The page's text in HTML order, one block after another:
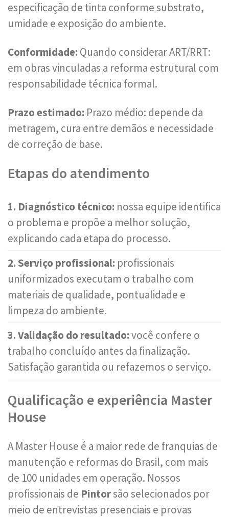
especificação de tinta conforme substrato,
umidade e exposição do ambiente.
Conformidade: Quando considerar ART/RRT:
em obras vinculadas a reforma estrutural com
responsabilidade técnica formal.
Prazo estimado: Prazo médio: depende da
metragem, cura entre demãos e necessidade
de correção de base.
Etapas do atendimento
1. Diagnóstico técnico: nossa equipe identifica
o problema e propõe a melhor solução,
explicando cada etapa do processo.
2. Serviço profissional: profissionais
uniformizados executam o trabalho com
materiais de qualidade, pontualidade e
limpeza do ambiente.
3. Validação do resultado:você confere o
trabalho concluído antes da finalização.
Satisfação garantida ou refazemos o serviço.
Qualificação e experiência Master
House
A Master House é a maior rede de franquias de
manutenção e reformas do Brasil, com mais
de 100 unidades em operação. Nossos
profissionais de Pintorsão selecionados por
meio de entrevistas presenciais e provas